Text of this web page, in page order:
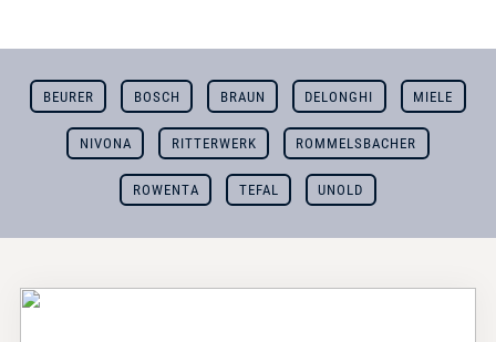
BEURER BOSCH BRAUN DELONGHI MIELE
NIVONA RITTERWERK ROMMELSBACHER
ROWENTA TEFAL UNOLD